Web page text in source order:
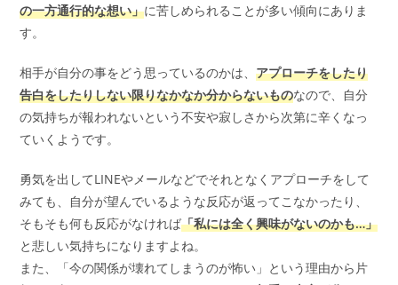
の一方通行的な想い」に苦しめられることが多い傾向にありま
す。
相手が自分の事をどう思っているのかは、アプローチをしたり
告白をしたりしない限りなかなか分からないものなので、自分
の気持ちが報われないという不安や寂しさから次第に辛くなっ
ていくようです。
勇気を出してLINEやメールなどでそれとなくアプローチをして
みても、自分が望んでいるような反応が返ってこなかったり、
そもそも何も反応がなければ「私には全く興味がないのかも…」
と悲しい気持ちになりますよね。
また、「今の関係が壊れてしまうのが怖い」という理由から片